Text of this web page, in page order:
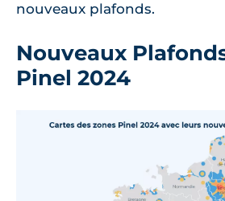
nouveaux plafonds.
Nouveaux
Pinel 2024